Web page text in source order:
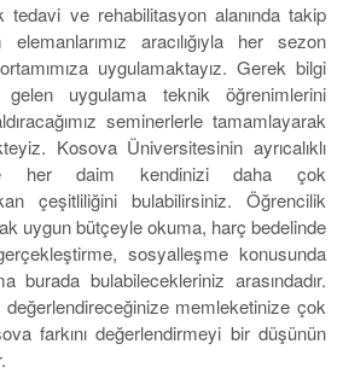
tedavi ve rehabilitasyon alanında takip
aracılığıyla her sezon
uygulamaktayız. Gerek bilgi
uygulama teknik öğrenimlerini
seminerlerle tamamlayarak
Kosova Üniversitesinin ayrıcalıklı
her daim kendinizi daha çok
çeşitliliğini bulabilirsiniz. Öğrencilik
uygun bütçeyle okuma, harç bedelinde
sosyalleşme konusunda
burada bulabilecekleriniz arasındadır.
değerlendireceğinize memleketinize çok
farkını değerlendirmeyi bir düşünün